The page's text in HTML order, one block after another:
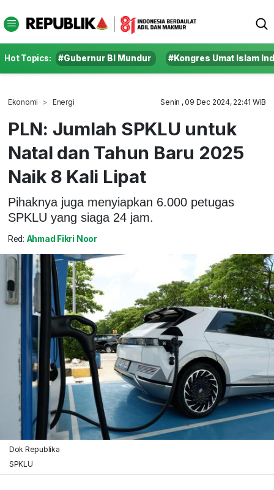
Hot Topics: #Gubernur BI Mundur #Kongres Umat Islam
Ekonomi Energi Senin , 09 Dec 2024, 22:41 WIB
PLN: Jumlah SPKLU untuk
Natal dan Tahun Baru 2025
Naik 8 Kali Lipat
Pihaknya juga menyiapkan 6.000 petugas
SPKLU yang siaga 24 jam.
Red: Ahmad Fikri Noor
Dok Republika
SPKLU